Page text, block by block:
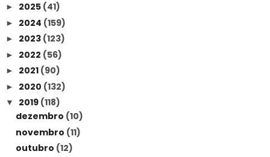
► 2025 (41)
► 2024 (159)
► 2023 (123)
► 2022 (56)
► 2021 (90)
► 2020 (132)
▼ 2019 (118)
dezembro (10)
novembro (11)
outubro (12)